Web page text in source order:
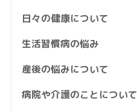
日々の健康について
生活習慣病の悩み
産後の悩みについて
病院や介護のことについて